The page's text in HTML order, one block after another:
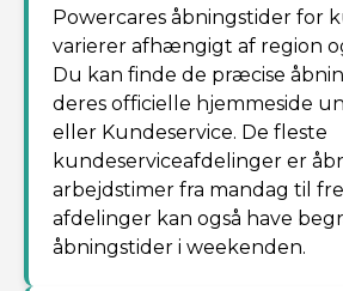
Powercares åbningstider for
varierer afhængigt af region
Du kan finde de præcise
deres officielle hjemmeside
eller Kundeservice. De fleste
kundeserviceafdelinger er
arbejdstimer fra mandag til
afdelinger kan også have
åbningstider i weekenden.